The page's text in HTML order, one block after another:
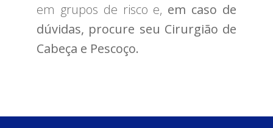
em grupos de risco e, em caso de
dúvidas, procure seu Cirurgião de
Cabeça e Pescoço.